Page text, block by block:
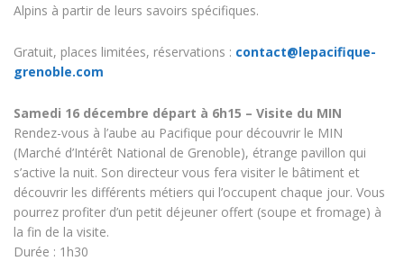
Alpins à partir de leurs savoirs spécifiques.
Gratuit, places limitées, réservations : contact@lepacifique-
grenoble.com
Samedi 16 décembre départ à 6h15 – Visite du MIN
Rendez-vous à l’aube au Pacifique pour découvrir le MIN
(Marché d’Intérêt National de Grenoble), étrange pavillon qui
s’active la nuit. Son directeur vous fera visiter le bâtiment et
découvrir les différents métiers qui l’occupent chaque jour. Vous
pourrez profiter d’un petit déjeuner offert (soupe et fromage) à
la fin de la visite.
Durée : 1h30